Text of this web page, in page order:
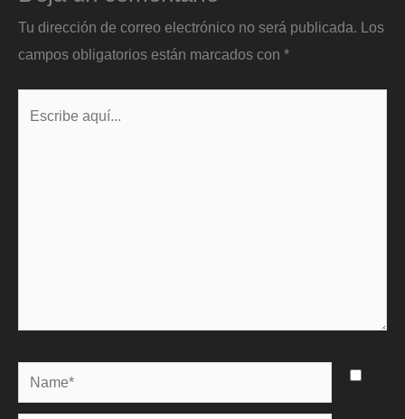
Tu dirección de correo electrónico no será publicada. Los
campos obligatorios están marcados con *
Name*